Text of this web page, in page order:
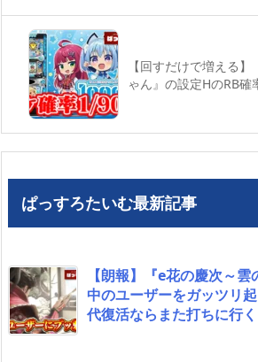
【回すだけで増える
ゃん』の設定HのRB
ぱっすろたいむ最新記事
【朗報】『e花の慶次～
中のユーザーをガッツリ
代復活ならまた打ちに行く